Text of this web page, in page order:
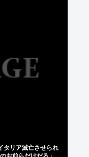
タリア滅亡させられ